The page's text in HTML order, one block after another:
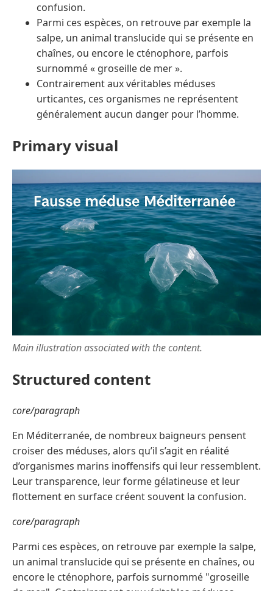
confusion.
Parmi ces espèces, on retrouve par exemple la
salpe, un animal translucide qui se présente en
chaînes, ou encore le cténophore, parfois
surnommé « groseille de mer ».
Contrairement aux véritables méduses
urticantes, ces organismes ne représentent
généralement aucun danger pour l’homme.
Primary visual
Main illustration associated with the content.
Structured content
core/paragraph
En Méditerranée, de nombreux baigneurs pensent
croiser des méduses, alors qu’il s’agit en réalité
d’organismes marins inoffensifs qui leur ressemblent.
Leur transparence, leur forme gélatineuse et leur
flottement en surface créent souvent la confusion.
core/paragraph
Parmi ces espèces, on retrouve par exemple la salpe,
un animal translucide qui se présente en chaînes, ou
encore le cténophore, parfois surnommé "groseille